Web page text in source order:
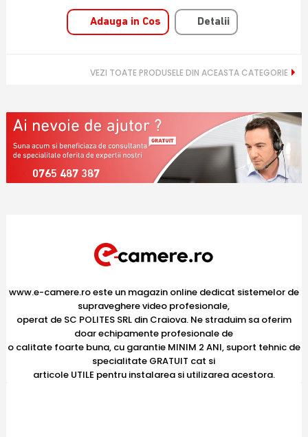
Adauga in Cos Detalii
VEZI TOATE PRODUSELE DIN ACEASTA CATEGORIE
0765 487 387
www.e-camere.ro este un magazin online dedicat sistemelor de
supraveghere video profesionale,
operat de SC POLITES SRL din Craiova. Ne straduim sa oferim
doar echipamente profesionale de
o calitate foarte buna, cu garantie MINIM 2 ANI, suport tehnic de
specialitate GRATUIT cat si
articole UTILE pentru instalarea si utilizarea acestora.